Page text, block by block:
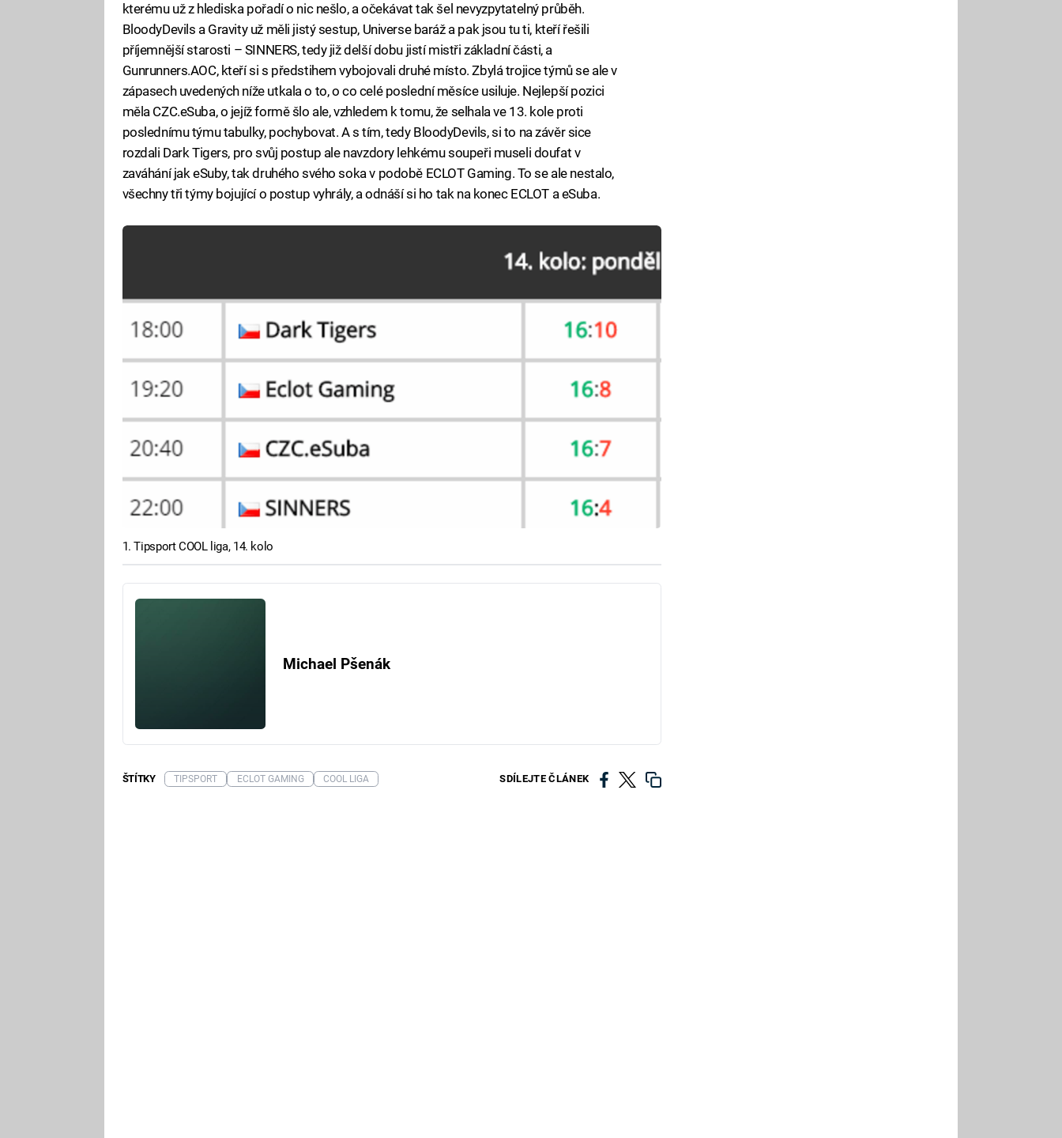
kterému už z hlediska pořadí o nic nešlo, a očekávat tak šel nevyzpytatelný průběh.
BloodyDevils a Gravity už měli jistý sestup, Universe baráž a pak jsou tu ti, kteří řešili
příjemnější starosti – SINNERS, tedy již delší dobu jistí mistři základní části, a
Gunrunners.AOC, kteří si s předstihem vybojovali druhé místo. Zbylá trojice týmů se ale v
zápasech uvedených níže utkala o to, o co celé poslední měsíce usiluje. Nejlepší pozici
měla CZC.eSuba, o jejíž formě šlo ale, vzhledem k tomu, že selhala ve 13. kole proti
poslednímu týmu tabulky, pochybovat. A s tím, tedy BloodyDevils, si to na závěr sice
rozdali Dark Tigers, pro svůj postup ale navzdory lehkému soupeři museli doufat v
zaváhání jak eSuby, tak druhého svého soka v podobě ECLOT Gaming. To se ale nestalo,
všechny tři týmy bojující o postup vyhrály, a odnáší si ho tak na konec ECLOT a eSuba.
1. Tipsport COOL liga, 14. kolo
Michael Pšenák
SDÍLEJTE ČLÁNEK
ŠTÍTKY TIPSPORT ECLOT GAMING COOL LIGA